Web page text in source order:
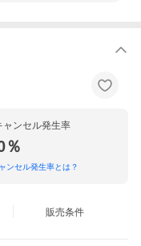
ャンセル発生率
％
ンセル発生率とは？
販売条件